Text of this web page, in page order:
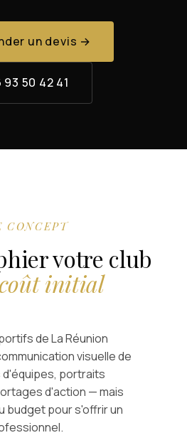
un devis →
93 50 42 41
CONCEPT
votre club
initial
de La Réunion
visuelle de
portraits
d'action — mais
budget pour s'offrir un